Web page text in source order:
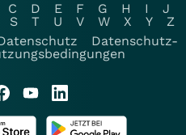
C D E F G H I
J
S T U V W X Y
Z
Datenschutz-